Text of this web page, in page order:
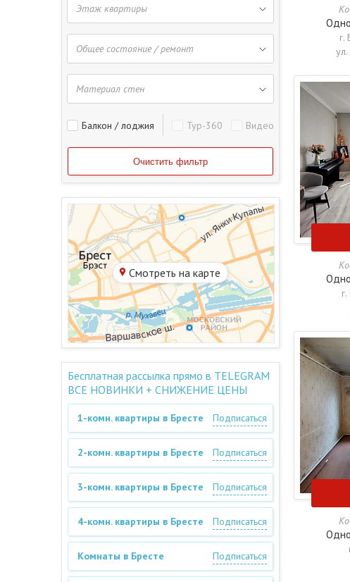
Балкон / лоджия Тур-360 Видео
Смотреть на карте
Бесплатная рассылка прямо в TELEGRAM
ВСЕ НОВИНКИ + СНИЖЕНИЕ ЦЕНЫ
1-комн. квартиры в Бресте Подписаться
2-комн. квартиры в Бресте Подписаться
3-комн. квартиры в Бресте Подписаться
4-комн. квартиры в Бресте Подписаться
Комнаты в Бресте Подписаться
г.